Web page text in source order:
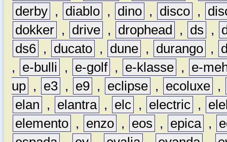
derby , diablo , dino , disco ,
dokker , drive , drophead , ds ,
ds6 , ducato , dune , durango ,
,
e-bulli , e-golf , e-klasse ,
e-
up , e3 , e9 , eclipse , ecoluxe ,
elan
, elantra , elc , electric ,
elemento , enzo , eos , epica ,